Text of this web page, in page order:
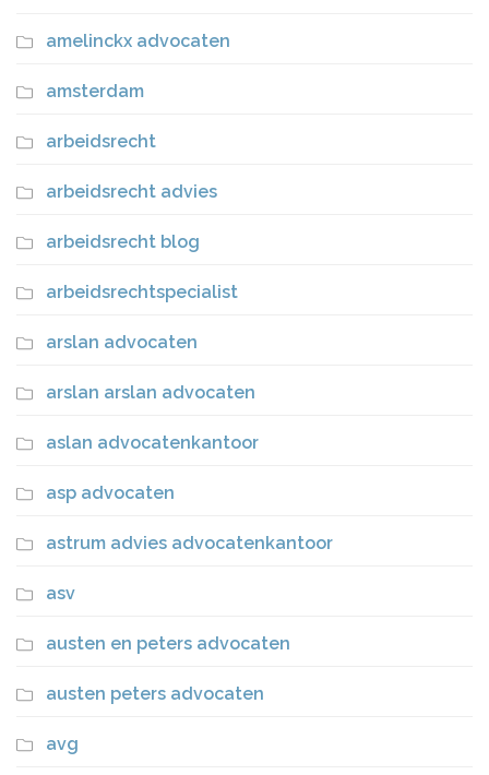
amelinckx advocaten
amsterdam
arbeidsrecht
arbeidsrecht advies
arbeidsrecht blog
arbeidsrechtspecialist
arslan advocaten
arslan arslan advocaten
aslan advocatenkantoor
asp advocaten
astrum advies advocatenkantoor
asv
austen en peters advocaten
austen peters advocaten
avg